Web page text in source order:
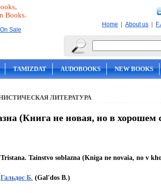
Books.
On Sale
Home | About us |
TAMIZDAT AUDOBOOKS NEW BOOKS
ЛИТЕРАТУРА
(Книга не новая, но в хорошем
Tristana. Tainstvo soblazna (Kniga ne novaia, no v
Гальдос Б. (Gal'dos B.)